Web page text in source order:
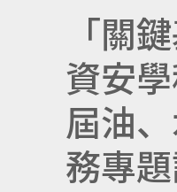
「關
資安
屆油
務專